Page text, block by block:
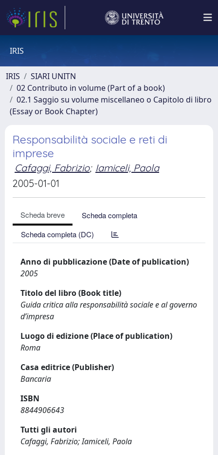
IRIS
IRIS
SIARI UNITN
02 Contributo in volume (Part of a book)
02.1 Saggio su volume miscellaneo o Capitolo di libro
(Essay or Book Chapter)
Responsabilità sociale e reti di
imprese
Cafaggi, Fabrizio; Iamiceli, Paola
2005-01-01
Scheda breve
Scheda completa
Scheda completa (DC)
Anno di pubblicazione (Date of publication)
2005
Titolo del libro (Book title)
Guida critica alla responsabilità sociale e al governo
d’impresa
Luogo di edizione (Place of publication)
Roma
Casa editrice (Publisher)
Bancaria
ISBN
8844906643
Tutti gli autori
Cafaggi, Fabrizio; Iamiceli, Paola